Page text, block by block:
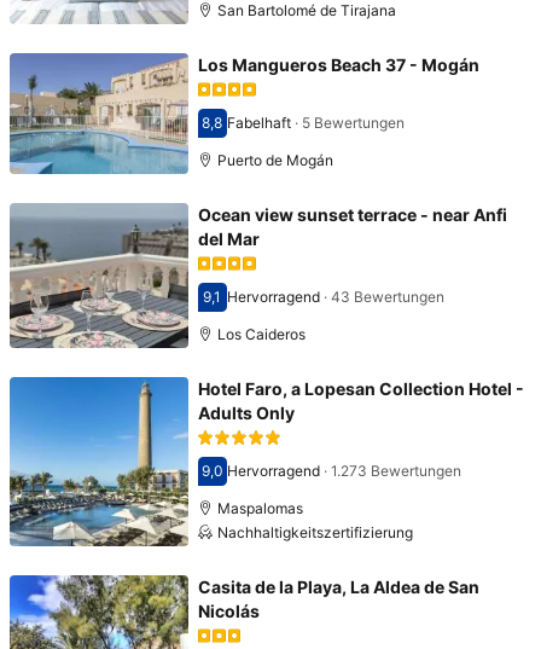
San Bartolomé de Tirajana
Los Mangueros Beach 37 - Mogán
Bewertet mit 8,8
8,8 Fabelhaft· 5 Bewertungen
Puerto de Mogán
Ocean view sunset terrace - near Anfi
del Mar
Bewertet mit 9,1
9,1 Hervorragend· 43 Bewertungen
Los Caideros
Hotel Faro, a Lopesan Collection Hotel -
Adults Only
Bewertet mit 9,0
9,0 Hervorragend· 1.273 Bewertungen
Maspalomas
Nachhaltigkeitszertifizierung
Casita de la Playa, La Aldea de San
Nicolás